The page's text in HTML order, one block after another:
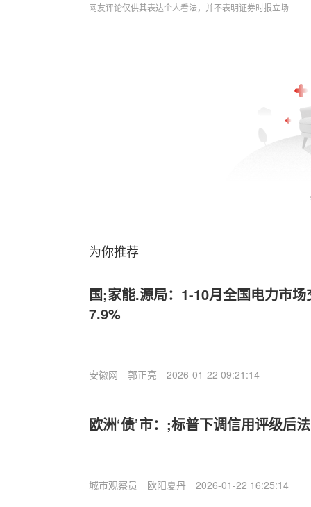
网友评论仅供其表达个人看法，并不表明证券时报立场
为你推荐
国;家能.源局：1-10月全国电力市
7.9%
安徽网 郭正亮 2026-01-22 09:21:14
欧洲‘债’市：;标普下调信用评级后
城市观察员 欧阳夏丹 2026-01-22 16:25:14